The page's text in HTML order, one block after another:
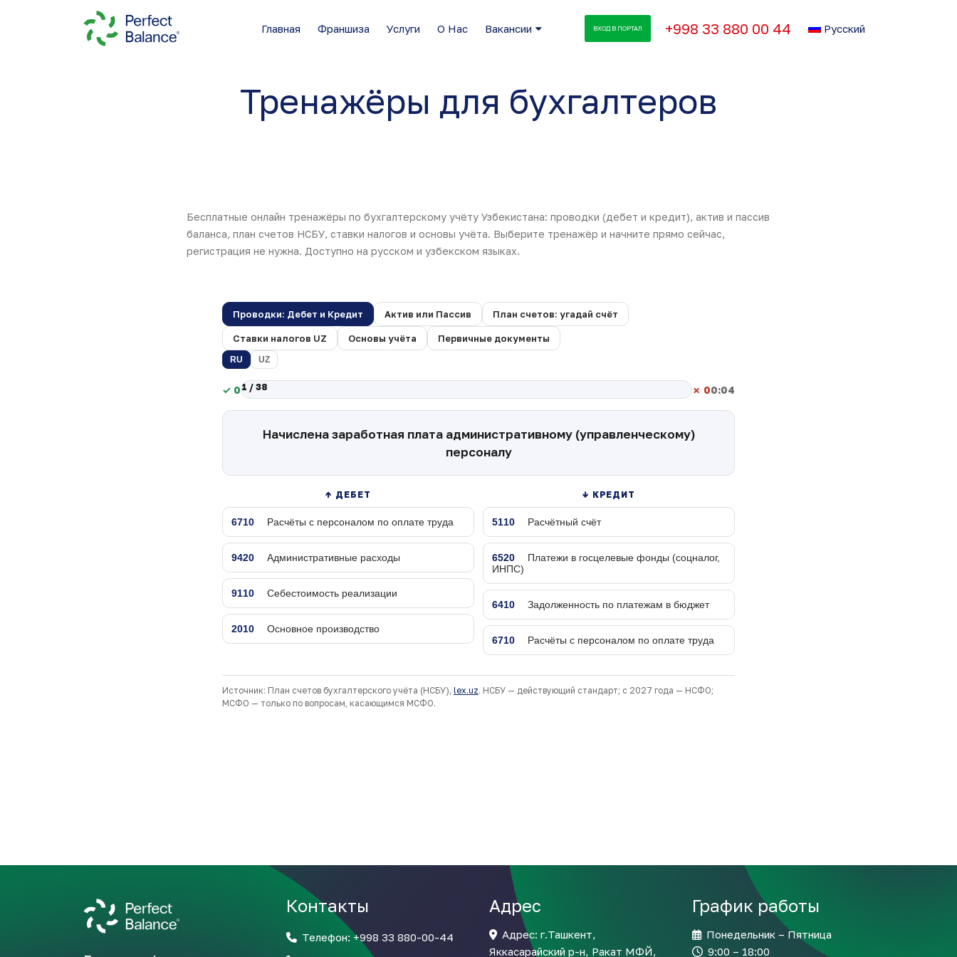
Главная Франшиза Услуги О Нас Вакансии ВХОД В ПОРТАЛ +998 33 880 00 44 Русский
Тренажёры для бухгалтеров
Бесплатные онлайн тренажёры по бухгалтерскому учёту Узбекистана: проводки (дебет и кредит), актив и пассив
баланса, план счетов НСБУ, ставки налогов и основы учёта. Выберите тренажёр и начните прямо сейчас,
регистрация не нужна. Доступно на русском и узбекском языках.
Контакты
Телефон: +998 33 880-00-44
Адрес
Адрес: г.Ташкент,
Яккасарайский р-н, Ракат МФЙ,
График работы
Понедельник – Пятница
9:00 – 18:00